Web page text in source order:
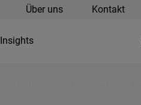
Über uns Kontakt
Insights